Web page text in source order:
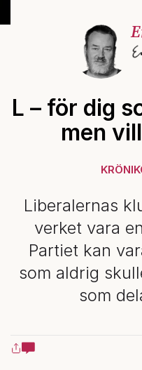
L – för dig
men
Liberalernas
verket vara
Partiet kan
som aldrig
som